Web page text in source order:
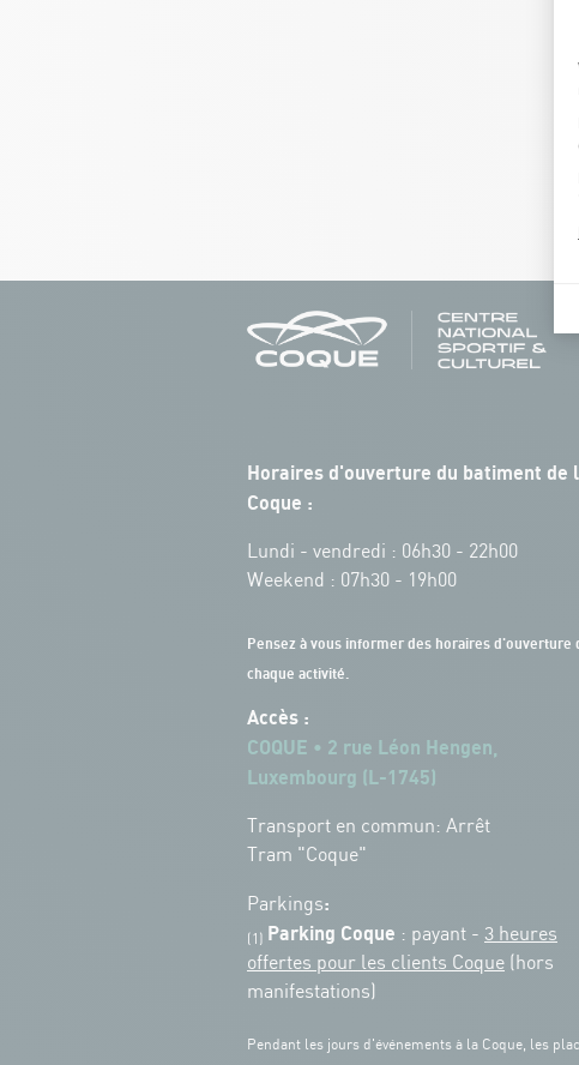
Horaires d'ouverture du batiment de
Coque :
Lundi - vendredi : 06h30 - 22h00
Weekend : 07h30 - 19h00
Pensez à vous informer des horaires d'ouverture
chaque activité.
Accès :
COQUE • 2 rue Léon Hengen,
Luxembourg (L-1745)
Transport en commun: Arrêt
Tram "Coque"
Parkings:
(1) Parking Coque : payant - 3 heures
offertes pour les clients Coque (hors
manifestations)
Pendant les jours d'événements à la Coque, les